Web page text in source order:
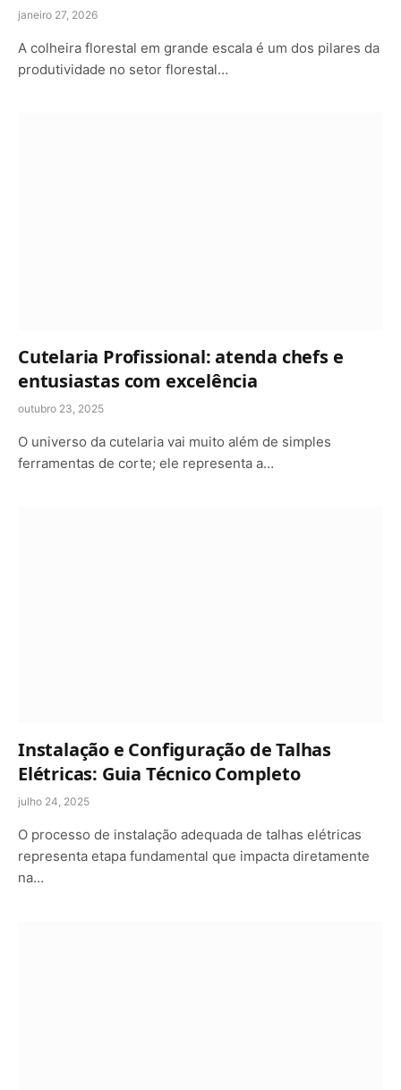
janeiro 27, 2026
A colheira florestal em grande escala é um dos pilares da
produtividade no setor florestal…
Cutelaria Profissional: atenda chefs e
entusiastas com excelência
outubro 23, 2025
O universo da cutelaria vai muito além de simples
ferramentas de corte; ele representa a…
Instalação e Configuração de Talhas
Elétricas: Guia Técnico Completo
julho 24, 2025
O processo de instalação adequada de talhas elétricas
representa etapa fundamental que impacta diretamente
na…